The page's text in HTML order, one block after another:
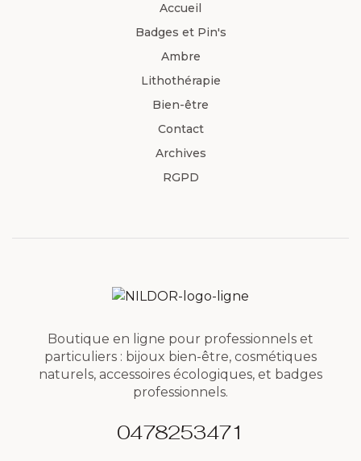
Accueil
Badges et Pin's
Ambre
Lithothérapie
Bien-être
Contact
Archives
RGPD
Boutique en ligne pour professionnels et
particuliers : bijoux bien-être, cosmétiques
naturels, accessoires écologiques, et badges
professionnels.
0478253471